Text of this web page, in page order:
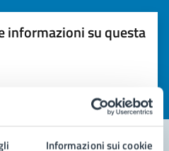
Informazioni sui cookie
informazioni su questa
(da 1 a 5 stelle)
per valutare la chiarezza delle